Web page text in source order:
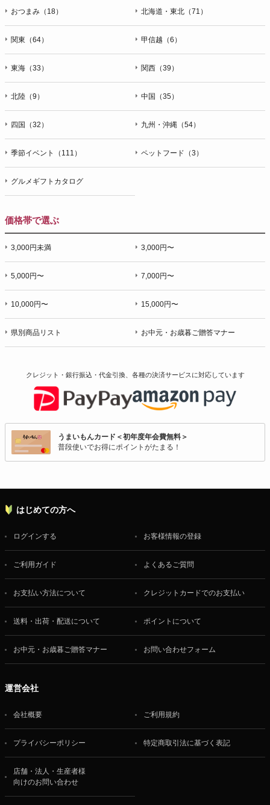
おつまみ（18） 北海道・東北（71）
関東（64） 甲信越（6）
東海（33） 関西（39）
北陸（9） 中国（35）
四国（32） 九州・沖縄（54）
季節イベント（111） ペットフード（3）
グルメギフトカタログ
価格帯で選ぶ
3,000円未満 3,000円〜
5,000円〜 7,000円〜
10,000円〜 15,000円〜
県別商品リスト お中元・お歳暮ご贈答マナー
クレジット・銀行振込・代金引換、各種の決済サービスに対応しています
うまいもんカード＜初年度年会費無料＞
普段使いでお得にポイントがたまる！
はじめての方へ
ログインする お客様情報の登録
ご利用ガイド よくあるご質問
お支払い方法について クレジットカードでのお支払い
送料・出荷・配送について ポイントについて
お中元・お歳暮ご贈答マナー お問い合わせフォーム
運営会社
会社概要 ご利用規約
プライバシーポリシー 特定商取引法に基づく表記
店舗・法人・生産者様
向けのお問い合わせ